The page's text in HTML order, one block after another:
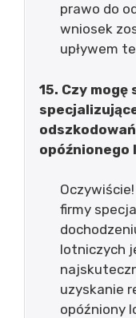
prawo do
wniosek
upływem
15. Czy
opóźnionego
firmy
lotniczych
uzyskanie
opóźniony